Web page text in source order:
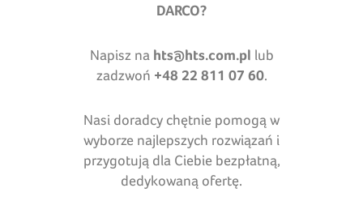
DARCO?
Napisz na hts@hts.com.pl lub
zadzwoń +48 22 811 07 60.
Nasi doradcy chętnie pomogą w
wyborze najlepszych rozwiązań i
przygotują dla Ciebie bezpłatną,
dedykowaną ofertę.